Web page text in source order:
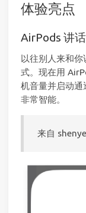
体验亮点
AirPods 讲
以往别人来和
式。现在用
机音量并启动通
非常智能。
来自 shenye